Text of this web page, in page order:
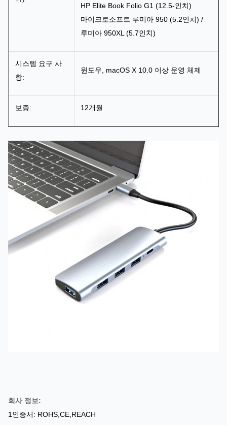
HP Elite Book Folio G1 (12.5-인치)
마이크로소프트 루미아 950 (5.2인치) /
루미아 950XL (5.7인치)
시스템 요구 사
항:
윈도우, macOS X 10.0 이상 운영 체제
보증: 12개월
회사 정보:
1인증서: ROHS,CE,REACH